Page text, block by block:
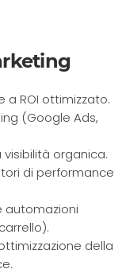
a ROI ottimizzato.
(Google Ads,
visibilità organica.
di performance
automazioni
della